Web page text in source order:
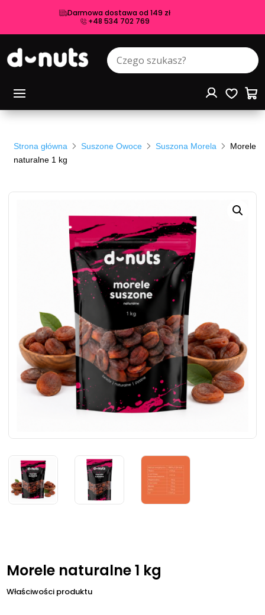
Darmowa dostawa od 149 zł
+48 534 702 769
Strona główna Suszone Owoce Suszona Morela
Morele
naturalne 1 kg
Morele naturalne 1 kg
Właściwości produktu